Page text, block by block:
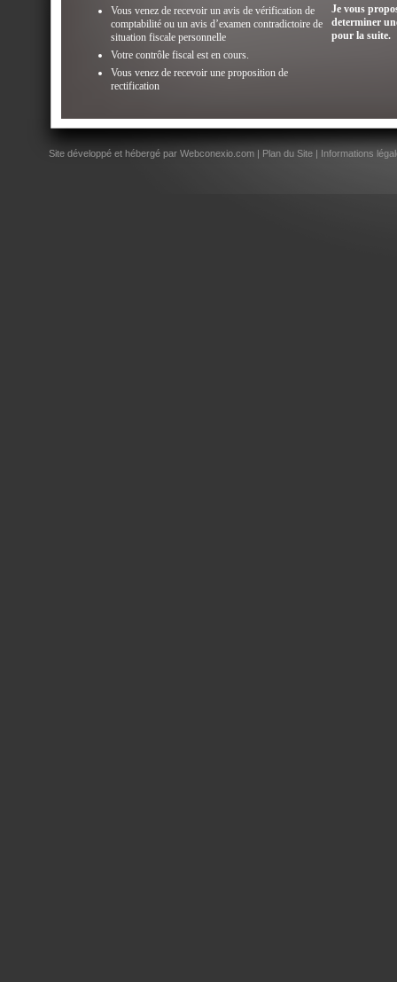
Vous venez de recevoir un avis de vérification de
comptabilité ou un avis d’examen contradictoire de
situation fiscale personnelle
Votre contrôle fiscal est en cours.
Vous venez de recevoir une proposition de
rectification
Je vous
determiner
pour la suite.
Site développé et hébergé par Webconexio.com | Plan du Site | Informations